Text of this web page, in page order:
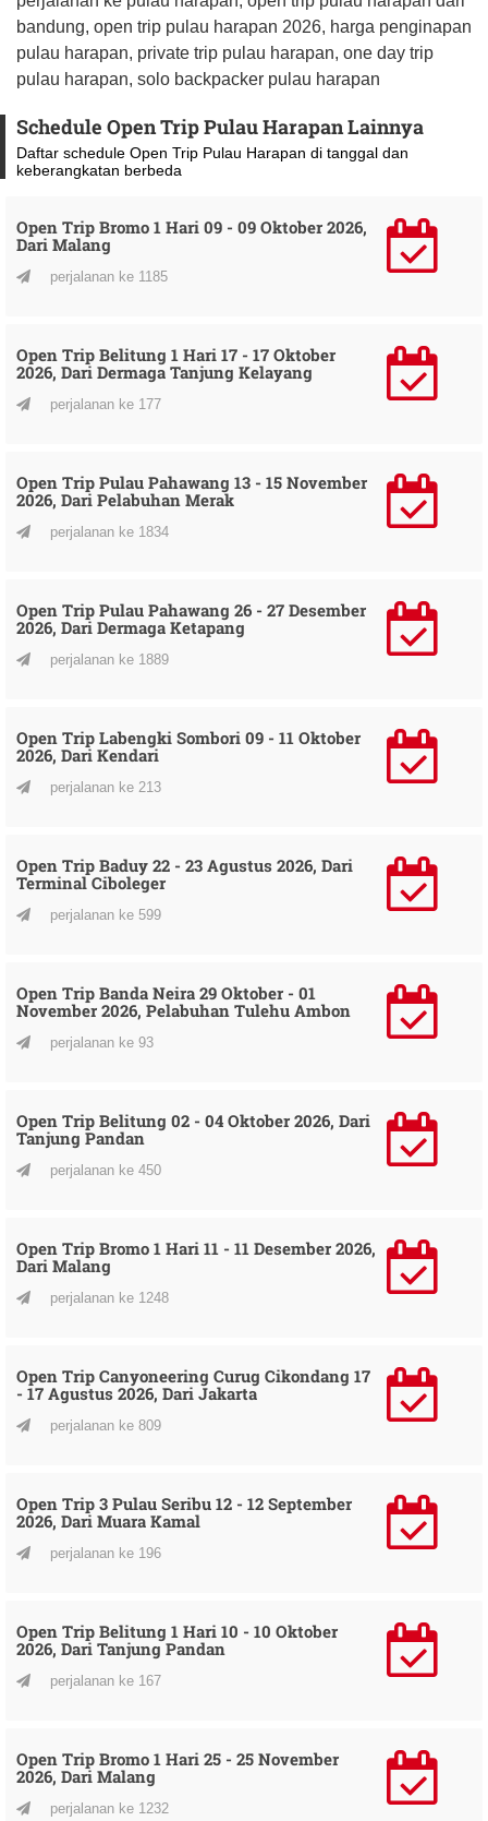
bandung, open trip pulau harapan 2026, harga penginapan
pulau harapan, private trip pulau harapan, one day trip
pulau harapan, solo backpacker pulau harapan
Schedule Open Trip Pulau Harapan Lainnya
Daftar schedule Open Trip Pulau Harapan di tanggal dan
keberangkatan berbeda
Open Trip Bromo 1 Hari 09 - 09 Oktober 2026,
Dari Malang
perjalanan ke 1185
Open Trip Belitung 1 Hari 17 - 17 Oktober
2026, Dari Dermaga Tanjung Kelayang
perjalanan ke 177
Open Trip Pulau Pahawang 13 - 15 November
2026, Dari Pelabuhan Merak
perjalanan ke 1834
Open Trip Pulau Pahawang 26 - 27 Desember
2026, Dari Dermaga Ketapang
perjalanan ke 1889
Open Trip Labengki Sombori 09 - 11 Oktober
2026, Dari Kendari
perjalanan ke 213
Open Trip Baduy 22 - 23 Agustus 2026, Dari
Terminal Ciboleger
perjalanan ke 599
Open Trip Banda Neira 29 Oktober - 01
November 2026, Pelabuhan Tulehu Ambon
perjalanan ke 93
Open Trip Belitung 02 - 04 Oktober 2026, Dari
Tanjung Pandan
perjalanan ke 450
Open Trip Bromo 1 Hari 11 - 11 Desember 2026,
Dari Malang
perjalanan ke 1248
Open Trip Canyoneering Curug Cikondang 17
- 17 Agustus 2026, Dari Jakarta
perjalanan ke 809
Open Trip 3 Pulau Seribu 12 - 12 September
2026, Dari Muara Kamal
perjalanan ke 196
Open Trip Belitung 1 Hari 10 - 10 Oktober
2026, Dari Tanjung Pandan
perjalanan ke 167
Open Trip Bromo 1 Hari 25 - 25 November
2026, Dari Malang
perjalanan ke 1232